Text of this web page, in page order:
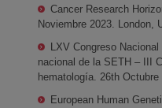
Cancer Research
Noviembre 2023. London,
LXV Congreso
nacional de la SETH – III
hematología. 26th
European Human